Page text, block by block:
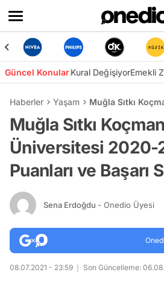
Güncel KonularKural DeğişiyorEmekli
Haberler Yaşam Muğla Sıtkı
Muğla Sıtkı Koçman
Üniversitesi 2020-
Puanları ve Başarı
Sena Erdoğdu - Onedio Üyesi
08.07.2021 - 23:59 Son Güncelleme: